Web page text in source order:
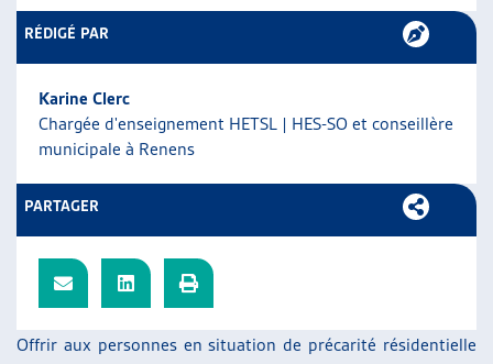
AUTRES
PROJETS ET ACTIVITÉS
JOURNÉES D’AUTOMNE
Offrir aux personnes en situation de précarité résidentielle
RÉDIGÉ PAR
Karine Clerc
Chargée d'enseignement HETSL | HES-SO et conseillère
municipale à Renens
PARTAGER